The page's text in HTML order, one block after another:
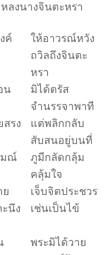
ลงนางจินตะหรา
ค์
ให้อาวรณ์หวัง
ถวิลถึงจินตะ
หรา
น
มิได้ตรัส
จำนรรจาพาที
สรง
แต่พลิกกลับ
สับสนอยู่บนที่
มณ์
ภูมีกลัดกลุ้ม
คลุ้มใจ
ย
นึง
เจ็บจิตประชวร
เช่นเป็นไข้
พระมิได้วาย